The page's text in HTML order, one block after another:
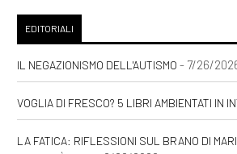
EDITORIALI
IL NEGAZIONISMO DELL'AUTISMO - 7/26/
VOGLIA DI FRESCO? 5 LIBRI AMBIENTATI IN
LA FATICA: RIFLESSIONI SUL BRANO DI